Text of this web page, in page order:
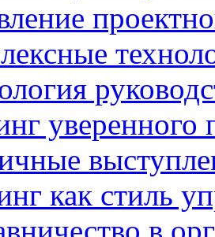
уверенного
как стиль